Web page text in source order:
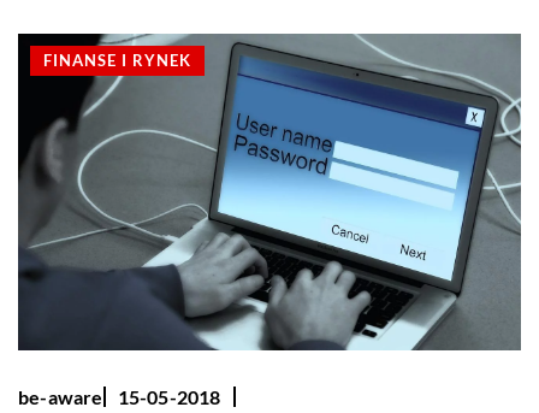
FINANSE I RYNEK
be-aware
15-05-2018